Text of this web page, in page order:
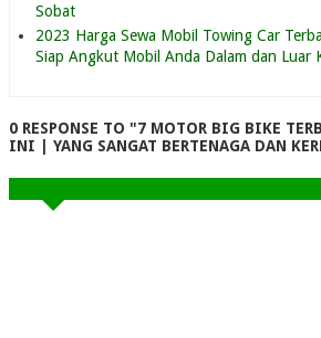
Sobat
2023 Harga Sewa Mobil Towing Car
Siap Angkut Mobil Anda Dalam dan Luar
0 RESPONSE TO "7 MOTOR BIG BIKE
INI | YANG SANGAT BERTENAGA DAN